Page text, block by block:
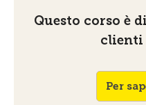
Questo corso è
clienti
Per